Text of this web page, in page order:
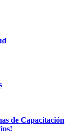
de Capacitación